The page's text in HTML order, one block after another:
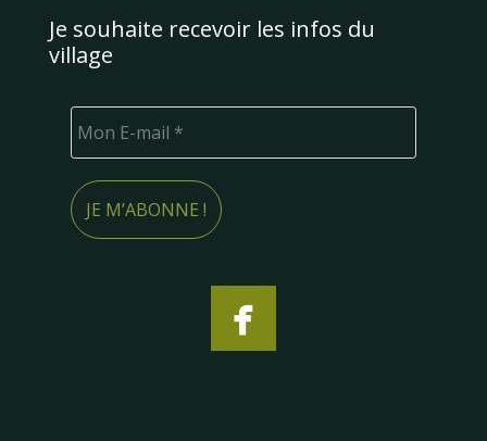
Je souhaite recevoir les infos du
village